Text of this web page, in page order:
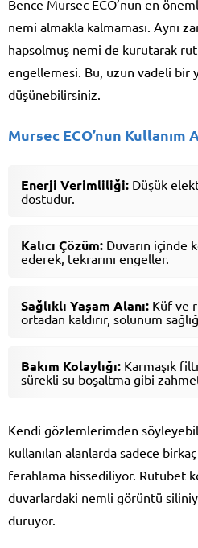
Bence Mursec ECO’nun en
nemi almakla kalmaması. Aynı
hapsolmuş nemi de kurutarak
engellemesi. Bu, uzun vadeli bir
düşünebilirsiniz.
Mursec ECO’nun Kullanım
Enerji Verimliliği: Düşük
dostudur.
Kalıcı Çözüm: Duvarın içinde
ederek, tekrarını engeller.
Sağlıklı Yaşam Alanı: Küf ve
ortadan kaldırır, solunum
Bakım Kolaylığı: Karmaşık
sürekli su boşaltma gibi
Kendi gözlemlerimden
kullanılan alanlarda sadece
ferahlama hissediliyor. Rutubet
duvarlardaki nemli görüntü
duruyor.